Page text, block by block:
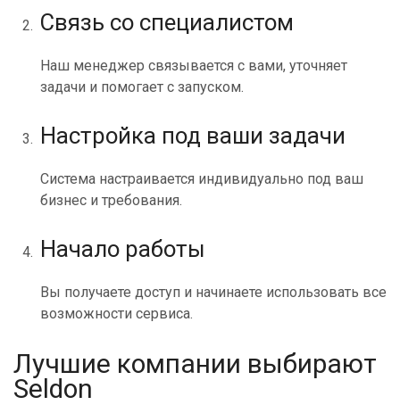
Связь со специалистом
Наш менеджер связывается с вами, уточняет
задачи и помогает с запуском.
Настройка под ваши задачи
Система настраивается индивидуально под ваш
бизнес и требования.
Начало работы
Вы получаете доступ и начинаете использовать все
возможности сервиса.
Лучшие компании выбирают
Seldon